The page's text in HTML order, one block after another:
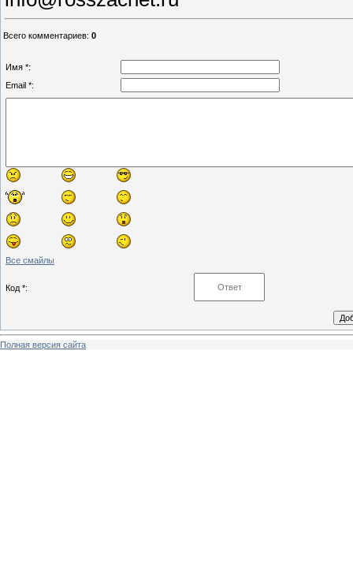
Всего комментариев: 0
Имя *:
Email *:
Все смайлы
Код *:
Полная версия сайта